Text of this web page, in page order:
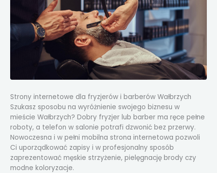
Strony internetowe dla fryzjerów i barberów Wałbrzych
Szukasz sposobu na wyróżnienie swojego biznesu w
mieście Wałbrzych? Dobry fryzjer lub barber ma ręce pełne
roboty, a telefon w salonie potrafi dzwonić bez przerwy.
Nowoczesna i w pełni mobilna strona internetowa pozwoli
Ci uporządkować zapisy i w profesjonalny sposób
zaprezentować męskie strzyżenie, pielęgnację brody czy
modne koloryzacje.